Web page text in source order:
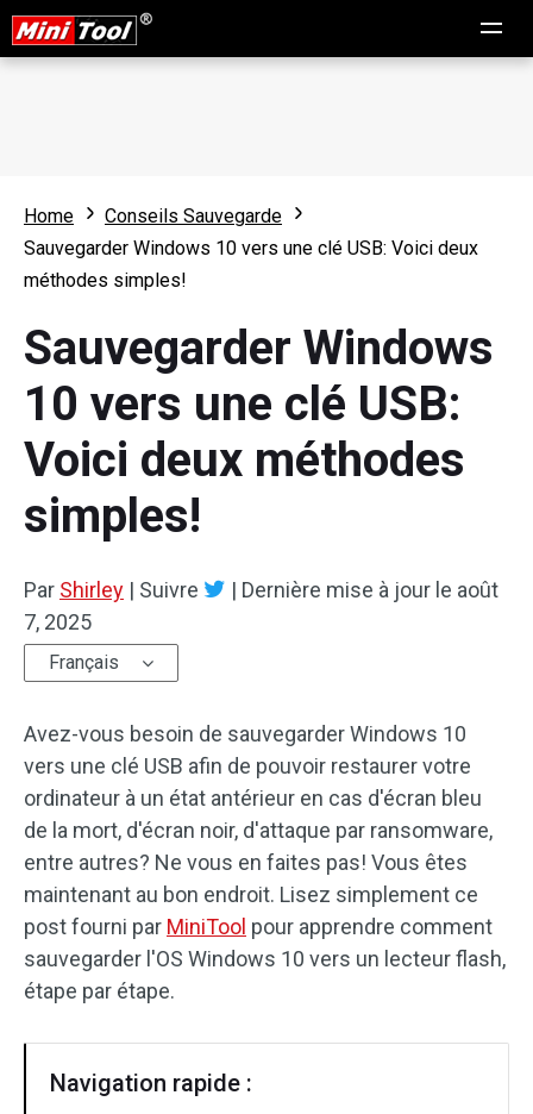
Home
Conseils Sauvegarde
Sauvegarder Windows 10 vers une clé USB: Voici deux
méthodes simples!
Sauvegarder Windows
10 vers une clé USB:
Voici deux méthodes
simples!
Par Shirley | Suivre | Dernière mise à jour le août
7, 2025
Français
Avez-vous besoin de sauvegarder Windows 10
vers une clé USB afin de pouvoir restaurer votre
ordinateur à un état antérieur en cas d'écran bleu
de la mort, d'écran noir, d'attaque par ransomware,
entre autres? Ne vous en faites pas! Vous êtes
maintenant au bon endroit. Lisez simplement ce
post fourni par MiniTool pour apprendre comment
sauvegarder l'OS Windows 10 vers un lecteur flash,
étape par étape.
Navigation rapide :